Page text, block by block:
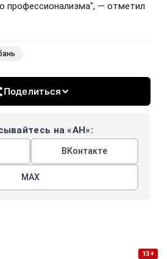
профессионализма", — отметил
Поделиться
на «АН»:
ВКонтакте
МАХ
13+